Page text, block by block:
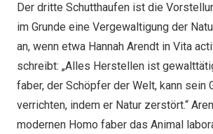
Der dritte Schutthaufen ist die
im Grunde eine Vergewaltigung der
an, wenn etwa Hannah Arendt in Vita
schreibt: „Alles Herstellen ist
faber, der Schöpfer der Welt, kann sein
verrichten, indem er Natur zerstört.“
modernen Homo faber das Animal